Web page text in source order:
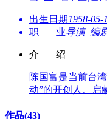
出生日期1958-05-
职 业导演 编
介 绍
陈国富是当前台
动”的开创人、启
作品(43)